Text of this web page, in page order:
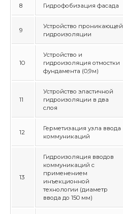
8 Гидрофобизация фасада
9
Устройство проникающей
гидроизоляции
10
Устройство и
гидроизоляция отмостки
фундамента (0,9м)
11
Устройство эластичной
гидроизоляции в два
слоя
12
Герметизация узла ввода
коммуникаций
13
Гидроизоляция вводов
коммуникаций с
применением
инъекционной
технологии (диаметр
ввода до 150 мм)